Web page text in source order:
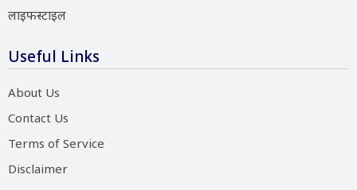
लाइफस्टाइल
Useful Links
About Us
Contact Us
Terms of Service
Disclaimer